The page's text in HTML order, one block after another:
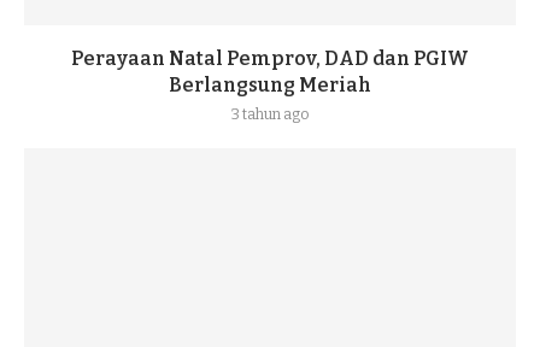
Perayaan Natal Pemprov, DAD dan PGIW
Berlangsung Meriah
3 tahun ago